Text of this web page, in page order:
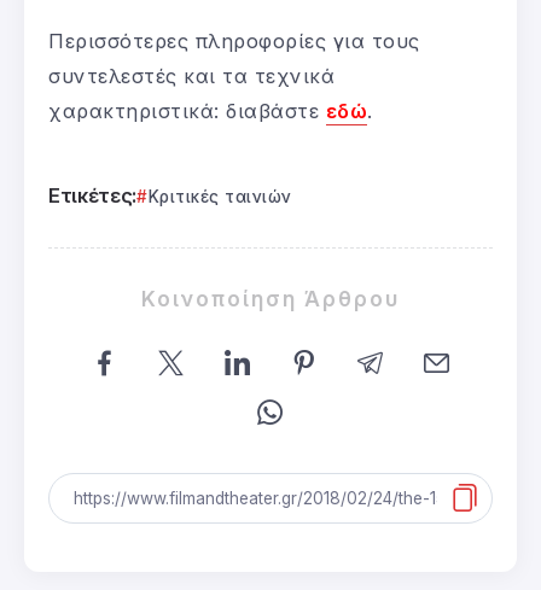
Περισσότερες πληροφορίες για τους
συντελεστές και τα τεχνικά
χαρακτηριστικά: διαβάστε εδώ.
Ετικέτες: Κριτικές ταινιών
Κοινοποίηση Άρθρου